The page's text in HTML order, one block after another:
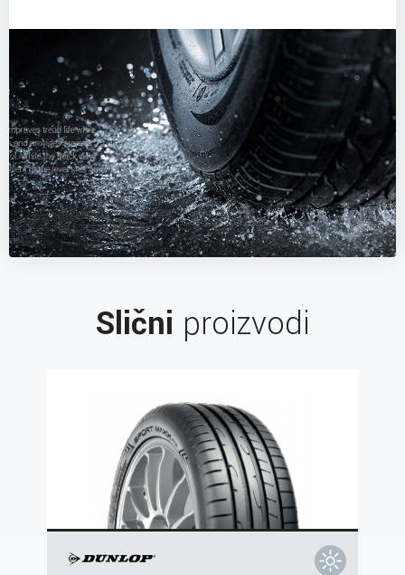
Slični proizvodi